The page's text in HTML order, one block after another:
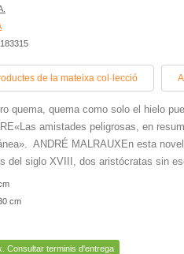
de la mateixa col·lecció
quema, quema como solo el hielo
amistades peligrosas, en
ANDRÉ MALRAUXEn esta
del siglo XVIII, dos aristócratas sin
cm
Consultar terminis d'entrega